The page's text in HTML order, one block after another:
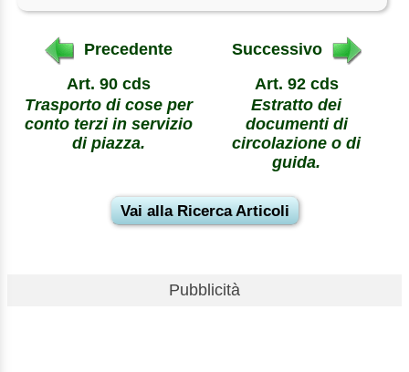
Precedente
Art. 90 cds
Trasporto di cose per
conto terzi in servizio
di piazza.
Successivo
Art. 92 cds
Estratto dei
documenti di
circolazione o di
guida.
Vai alla Ricerca Articoli
Pubblicità